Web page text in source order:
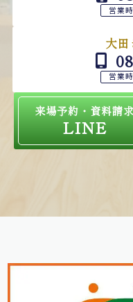
営業
大
営業
来場予約・資料請求
LINE